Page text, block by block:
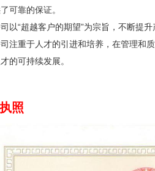
可靠的保证。
“超越客户的期望”为宗旨，不断提升
重于人才的引进和培养，在管理和质
的可持续发展。
照